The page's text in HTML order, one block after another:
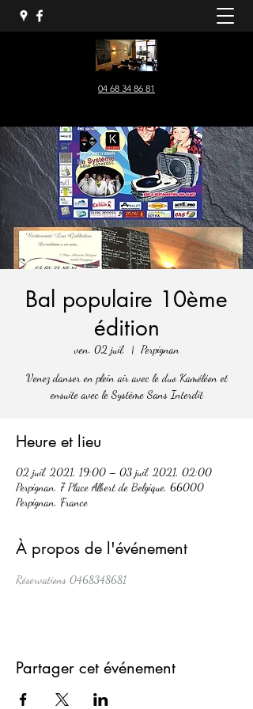
04 68 34 86 81
Bal populaire 10ème
édition
ven. 02 juil.
  |
Perpignan
Venez danser en plein air avec le duo Kaméléon et
ensuite avec le Système Sans Interdit
Heure et lieu
02 juil. 2021, 19:00 – 03 juil. 2021, 02:00
Perpignan, 7 Place Albert de Belgique, 66000
Perpignan, France
À propos de l'événement
Réservations 0468348681
Partager cet événement